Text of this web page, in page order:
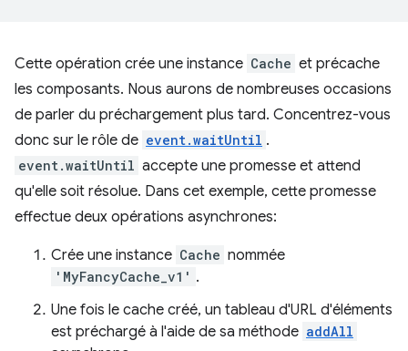
Cette opération crée une instance Cache et précache
les composants. Nous aurons de nombreuses occasions
de parler du préchargement plus tard. Concentrez-vous
donc sur le rôle de event.waitUntil .
event.waitUntil accepte une promesse et attend
qu'elle soit résolue. Dans cet exemple, cette promesse
effectue deux opérations asynchrones:
Crée une instance Cache nommée
'MyFancyCache_v1' .
Une fois le cache créé, un tableau d'URL d'éléments
est préchargé à l'aide de sa méthode addAll